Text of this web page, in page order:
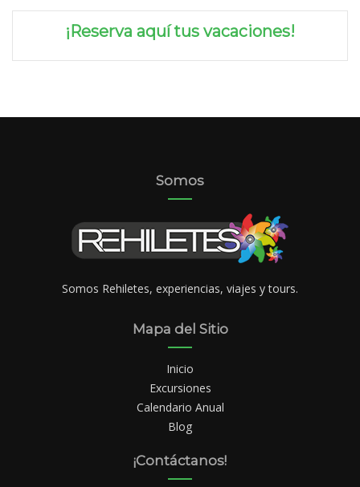
¡Reserva aquí tus vacaciones!
Somos
Somos Rehiletes, experiencias, viajes y tours.
Mapa del Sitio
Inicio
Excursiones
Calendario Anual
Blog
¡Contáctanos!